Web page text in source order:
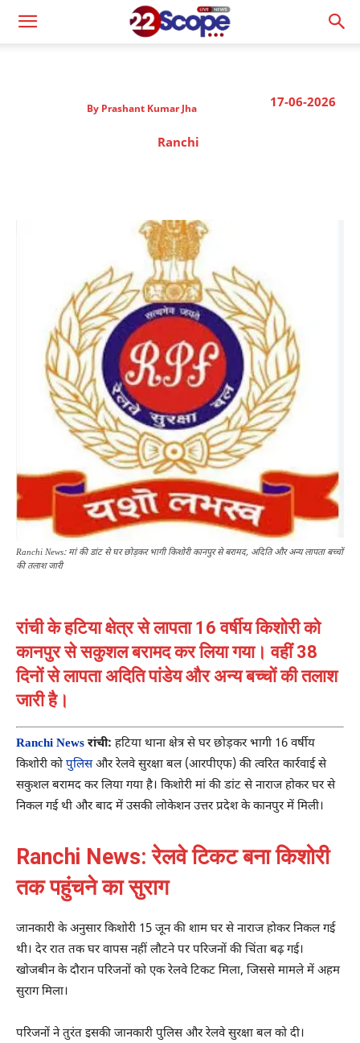
17-06-2026
By Prashant Kumar Jha
Ranchi
Ranchi News: मां की डांट से घर छोड़कर भागी किशोरी कानपुर से बरामद, अदिति और अन्य लापता बच्चों
की तलाश जारी
रांची के हटिया क्षेत्र से लापता 16 वर्षीय किशोरी को
कानपुर से सकुशल बरामद कर लिया गया। वहीं 38
दिनों से लापता अदिति पांडेय और अन्य बच्चों की तलाश
जारी है।
Ranchi News रांची: हटिया थाना क्षेत्र से घर छोड़कर भागी 16 वर्षीय
किशोरी को पुलिसऔर रेलवे सुरक्षा बल (आरपीएफ) की त्वरित कार्रवाई से
सकुशल बरामद कर लिया गया है। किशोरी मां की डांट से नाराज होकर घर से
निकल गई थी और बाद में उसकी लोकेशन उत्तर प्रदेश के कानपुर में मिली।
Ranchi News: रेलवे टिकट बना किशोरी
तक पहुंचने का सुराग
जानकारी के अनुसार किशोरी 15 जून की शाम घर से नाराज होकर निकल गई
थी। देर रात तक घर वापस नहीं लौटने पर परिजनों की चिंता बढ़ गई।
खोजबीन के दौरान परिजनों को एक रेलवे टिकट मिला, जिससे मामले में अहम
सुराग मिला।
परिजनों ने तुरंत इसकी जानकारी पुलिस और रेलवे सुरक्षा बल को दी।